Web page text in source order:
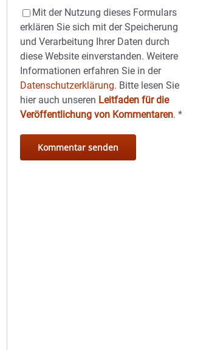
Mit der Nutzung dieses Formulars
erklären Sie sich mit der Speicherung
und Verarbeitung Ihrer Daten durch
diese Website einverstanden. Weitere
Informationen erfahren Sie in der
Datenschutzerklärung. Bitte lesen Sie
hier auch unseren Leitfaden für die
Veröffentlichung von Kommentaren.*